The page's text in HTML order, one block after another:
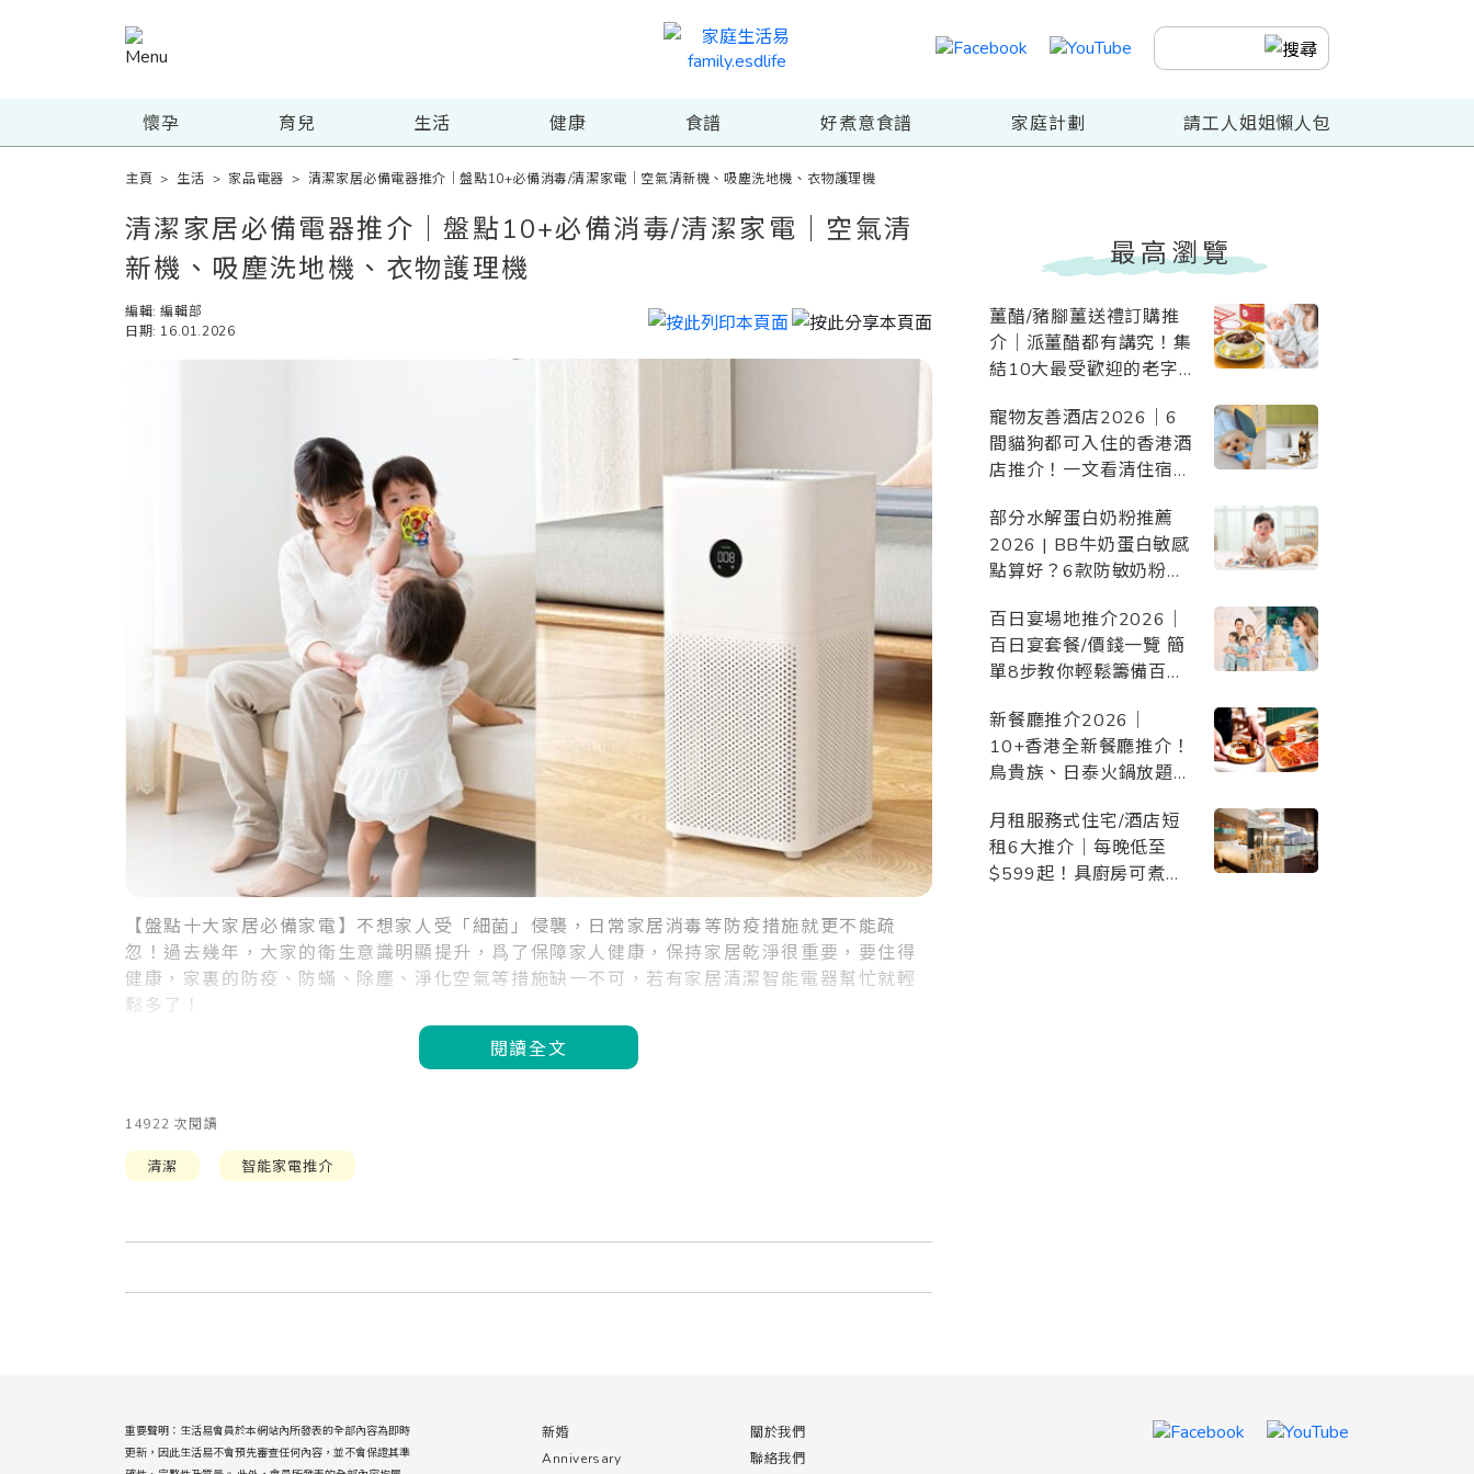
懷孕 育兒 生活 健康 食譜 好煮意食譜 家庭計劃 請工人姐姐懶人包
主頁 > 生活 > 家品電器 > 清潔家居必備電器推介｜盤點10+必備消毒/清潔家電｜空氣清新機、吸塵洗地機、衣物護理機
清潔家居必備電器推介｜盤點10+必備消毒/清潔家電｜空氣清
新機、吸塵洗地機、衣物護理機
編輯: 編輯部
日期: 16.01.2026
【盤點十大家居必備家電】不想家人受「細菌」侵襲，日常家居消毒等防疫措施就更不能疏
忽！過去幾年，大家的衛生意識明顯提升，爲了保障家人健康，保持家居乾淨很重要，要住得
健康，家裏的防疫、防蟎、除塵、淨化空氣等措施缺一不可，若有家居清潔智能電器幫忙就輕
鬆多了！
閱讀全文
14922 次閱讀
清潔 智能家電推介
最高瀏覽
薑醋/豬腳薑送禮訂購推
介｜派薑醋都有講究！集
結10大最受歡迎的老字
薑醋
寵物友善酒店2026｜6
間貓狗都可入住的香港酒
店推介！一文看清住宿優
心Staycation/慶生/度假
部分水解蛋白奶粉推薦
2026 | BB牛奶蛋白敏感
點算好？6款防敏奶粉比
百日宴場地推介2026｜
百日宴套餐/價錢一覽 簡
單8步教你輕鬆籌備百日
Checklist 準備清單
新餐廳推介2026｜
10+香港全新餐廳推介！
鳥貴族、日泰火鍋放題、
約會/朋友聚會/家庭聚
餐/慶祝必去
月租服務式住宅/酒店短
租6大推介｜每晚低至
$599起！具廚房可煮
新婚
Anniversary
關於我們
聯絡我們
重要聲明：生活易會員於本網站內所發表的全部內容為即時
更新，因此生活易不會預先審查任何內容，並不會保證其準